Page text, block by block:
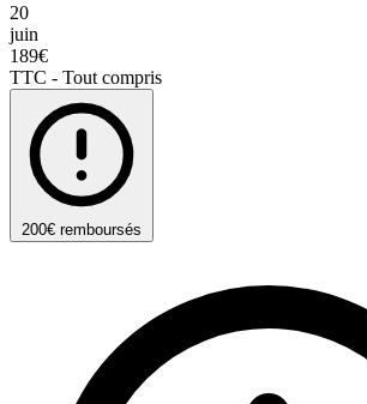
20
juin
189€
TTC - Tout compris
200€ remboursés